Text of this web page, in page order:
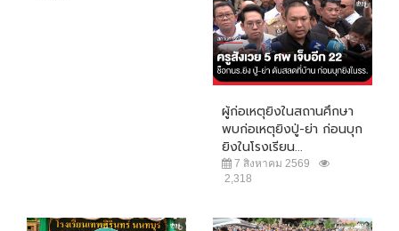
ผู้ก่อเหตุยิงในสถานศึกษา
พบก่อเหตุยิงปู่-ย่า ก่อนบุก
ยิงในโรงเรียน...
7 สิงหาคม 2569
2,318